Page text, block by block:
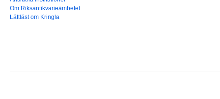
Om Riksantikvarieämbetet
Lättläst om Kringla